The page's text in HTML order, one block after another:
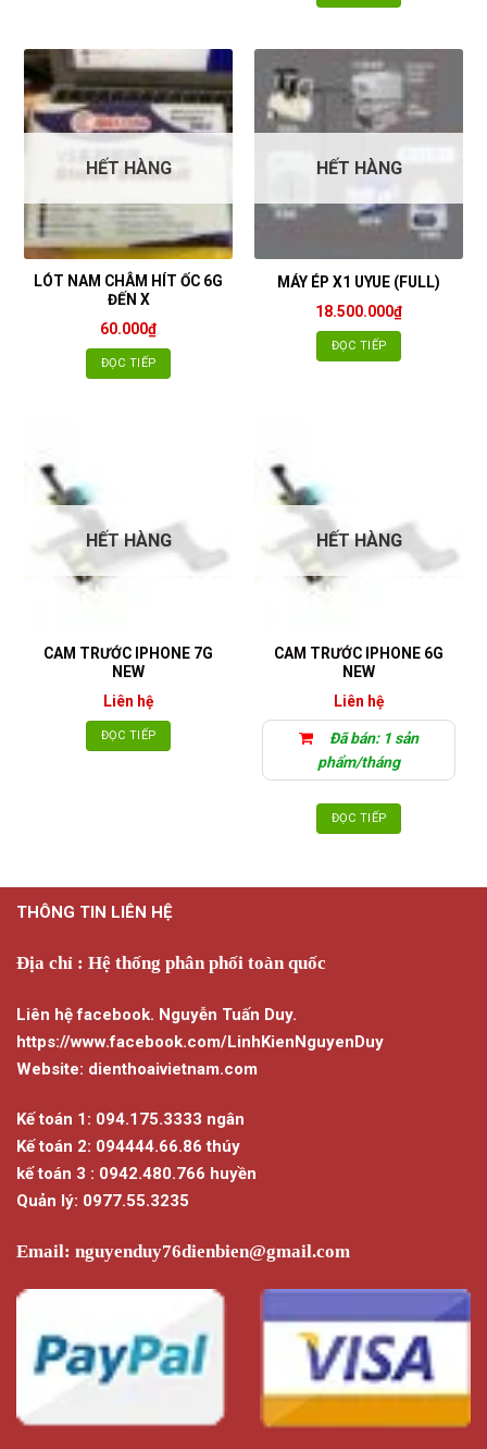
HẾT HÀNG
LÓT NAM CHÂM HÍT ỐC 6G
ĐẾN X
60.000₫
ĐỌC TIẾP
HẾT HÀNG
MÁY ÉP X1 UYUE (FULL)
18.500.000₫
ĐỌC TIẾP
HẾT HÀNG
CAM TRƯỚC IPHONE 7G
NEW
Liên hệ
ĐỌC TIẾP
HẾT HÀNG
CAM TRƯỚC IPHONE 6G
NEW
Liên hệ
Đã bán: 1 sản
phẩm/tháng
ĐỌC TIẾP
THÔNG TIN LIÊN HỆ
Địa chỉ : Hệ thống phân phối toàn quốc
Liên hệ facebook. Nguyễn Tuấn Duy.
https://www.facebook.com/LinhKienNguyenDuy
Website: dienthoaivietnam.com
Kế toán 1: 094.175.3333 ngân
Kế toán 2: 094444.66.86 thúy
kế toán 3 : 0942.480.766 huyền
Quản lý: 0977.55.3235
Email: nguyenduy76dienbien@gmail.com